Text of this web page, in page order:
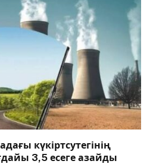
күкіртсутегінің
3,5 есеге азайды